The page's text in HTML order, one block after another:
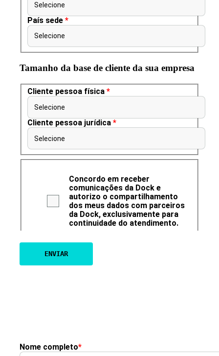
Selecione
País sede *
Selecione
Tamanho da base de cliente da sua empresa
Cliente pessoa física *
Selecione
Cliente pessoa jurídica *
Selecione
Concordo em receber
comunicações da Dock e
autorizo o compartilhamento
dos meus dados com parceiros
da Dock, exclusivamente para
continuidade do atendimento.
Nome completo*